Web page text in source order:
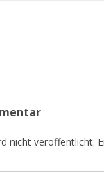
nicht veröffentlicht.